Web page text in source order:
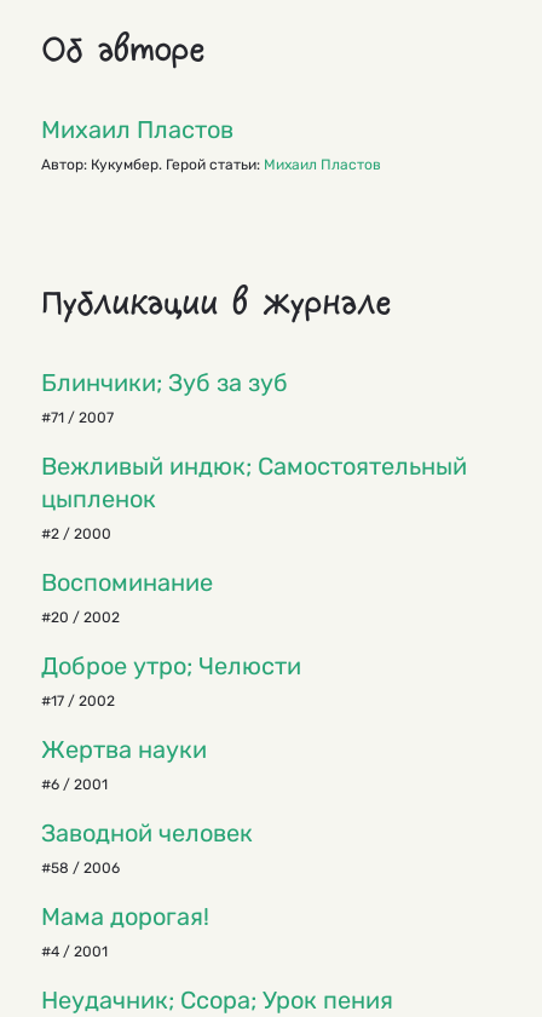
Об авторе
Михаил Пластов
Автор: Кукумбер. Герой статьи: Михаил Пластов
Публикации в журнале
Блинчики; Зуб за зуб
#71 / 2007
Вежливый индюк; Самостоятельный
цыпленок
#2 / 2000
Воспоминание
#20 / 2002
Доброе утро; Челюсти
#17 / 2002
Жертва науки
#6 / 2001
Заводной человек
#58 / 2006
Мама дорогая!
#4 / 2001
Неудачник; Ссора; Урок пения